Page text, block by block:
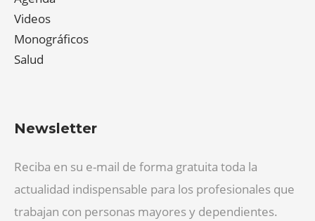
Videos
Monográficos
Salud
Newsletter
Reciba en su e-mail de forma gratuita toda la
actualidad indispensable para los profesionales que
trabajan con personas mayores y dependientes.